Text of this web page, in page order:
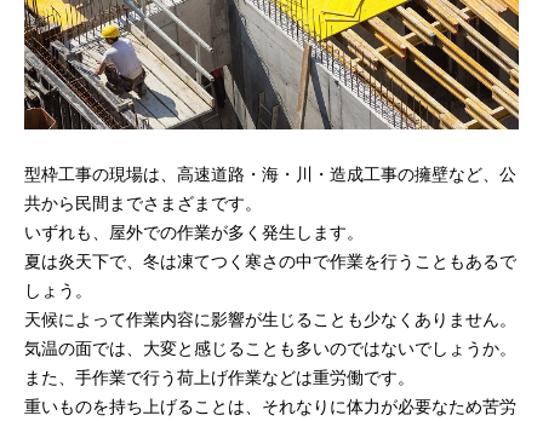
型枠工事の現場は、高速道路・海・川・造成工事の擁壁など、公
共から民間までさまざまです。
いずれも、屋外での作業が多く発生します。
夏は炎天下で、冬は凍てつく寒さの中で作業を行うこともあるで
しょう。
天候によって作業内容に影響が生じることも少なくありません。
気温の面では、大変と感じることも多いのではないでしょうか。
また、手作業で行う荷上げ作業などは重労働です。
重いものを持ち上げることは、それなりに体力が必要なため苦労